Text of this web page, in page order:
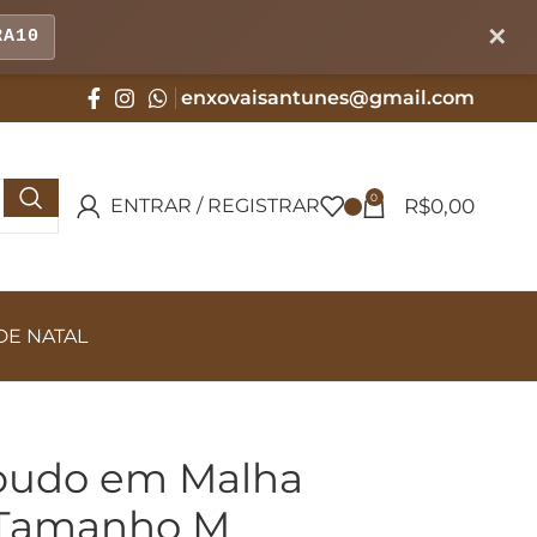
✕
enxovaisantunes@gmail.com
ENTRAR / REGISTRAR 0 R$0,00
NATAL
em Malha
M